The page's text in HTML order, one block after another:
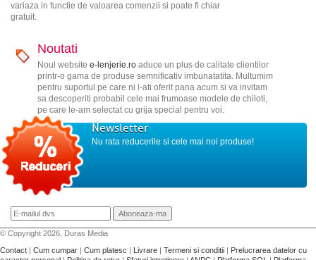
variaza in functie de valoarea comenzii si poate fi chiar
gratuit.
Noutati
Noul website e-lenjerie.roaduce un plus de calitate clientilor
printr-o gama de produse semnificativ imbunatatita. Multumim
pentru suportul pe care ni l-ati oferit pana acum si va invitam
sa descoperiti probabil cele mai frumoase modele de chiloti,
pe care le-am selectat cu grija special pentru voi.
Newsletter
Nu rata reducerile si cele mai noi produse!
© Copyright 2026, Duras Media
Contact | Cum cumpar | Cum platesc | Livrare | Termeni si conditii | Prelucrarea datelor cu